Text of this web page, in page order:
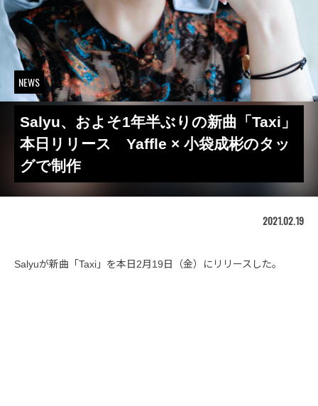
NEWS
Salyu、およそ1年半ぶりの新曲「Taxi」
本日リリース Yaffle × 小袋成彬のタッ
グで制作
2021.02.19
Salyuが新曲「Taxi」を本日2月19日（金）にリリースした。